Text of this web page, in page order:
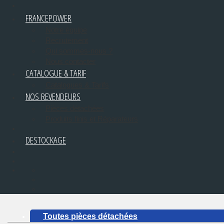
FRANCEPOWER
CATALOGUE & TARIF
NOS REVENDEURS
DESTOCKAGE
Toutes pièces détachées